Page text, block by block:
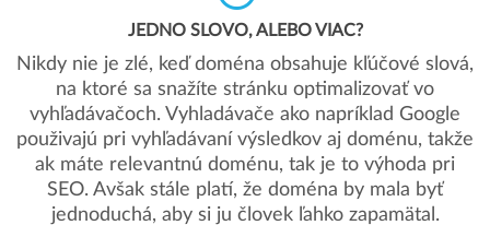
JEDNO SLOVO, ALEBO VIAC?
Nikdy nie je zlé, keď doména obsahuje kľúčové slová,
na ktoré sa snažíte stránku optimalizovať vo
vyhľadávačoch. Vyhladávače ako napríklad Google
použivajú pri vyhľadávaní výsledkov aj doménu, takže
ak máte relevantnú doménu, tak je to výhoda pri
SEO. Avšak stále platí, že doména by mala byť
jednoduchá, aby si ju človek ľahko zapamätal.